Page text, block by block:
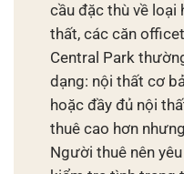
cầu đặc thù về loại
thất, các căn
Central Park
dạng: nội thất cơ
hoặc đầy đủ nội
thuê cao hơn
Người thuê nên